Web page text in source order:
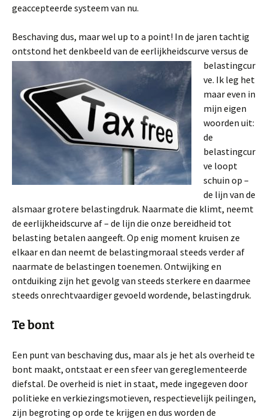
geaccepteerde systeem van nu.
Beschaving dus, maar wel up to a point! In de jaren tachtig
ontstond het denkbeeld van de eerlijkheidscurve versus de
belastingcur
ve. Ik leg het
maar even in
mijn eigen
woorden uit:
de
belastingcur
ve loopt
schuin op –
de lijn van de
alsmaar grotere belastingdruk. Naarmate die klimt, neemt
de eerlijkheidscurve af – de lijn die onze bereidheid tot
belasting betalen aangeeft. Op enig moment kruisen ze
elkaar en dan neemt de belastingmoraal steeds verder af
naarmate de belastingen toenemen. Ontwijking en
ontduiking zijn het gevolg van steeds sterkere en daarmee
steeds onrechtvaardiger gevoeld wordende, belastingdruk.
Te bont
Een punt van beschaving dus, maar als je het als overheid te
bont maakt, ontstaat er een sfeer van gereglementeerde
diefstal. De overheid is niet in staat, mede ingegeven door
politieke en verkiezingsmotieven, respectievelijk peilingen,
zijn begroting op orde te krijgen en dus worden de